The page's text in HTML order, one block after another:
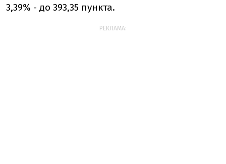
3,39% - до 393,35 пункта.
РЕКЛАМА: